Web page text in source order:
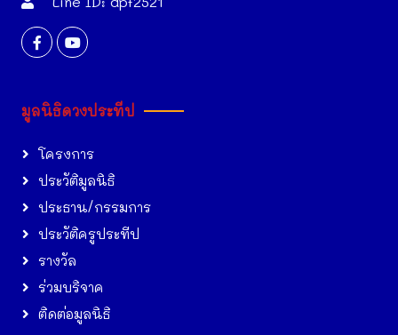
มูลนิธิดวงประทีป
โครงการ
ประวัติมูลนิธิ
ประธาน/กรรมการ
ประวัติครูประทีป
รางวัล
ร่วมบริจาค
ติดต่อมูลนิธิ